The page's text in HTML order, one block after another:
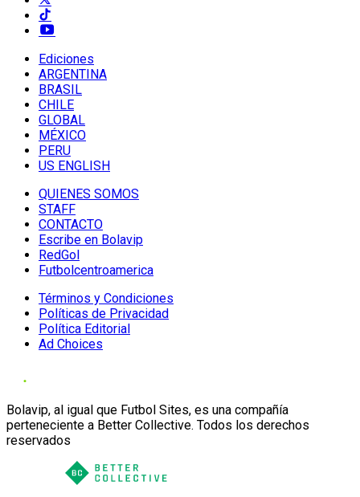
Ediciones
ARGENTINA
BRASIL
CHILE
GLOBAL
MÉXICO
PERU
US ENGLISH
QUIENES SOMOS
STAFF
CONTACTO
Escribe en Bolavip
RedGol
Futbolcentroamerica
Términos y Condiciones
Políticas de Privacidad
Política Editorial
Ad Choices
Bolavip, al igual que Futbol Sites, es una compañía
perteneciente a Better Collective. Todos los derechos
reservados